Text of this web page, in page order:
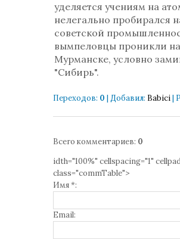
уделяется учениям на
нелегально пробирался
советской
вымпеловцы проникли
Мурманске, условно
"Сибирь".
Переходов: 0 | Добавил: Babici|
Всего комментариев: 0
idth="100%" cellspacing="1"
class="commTable">
Имя *:
Email: